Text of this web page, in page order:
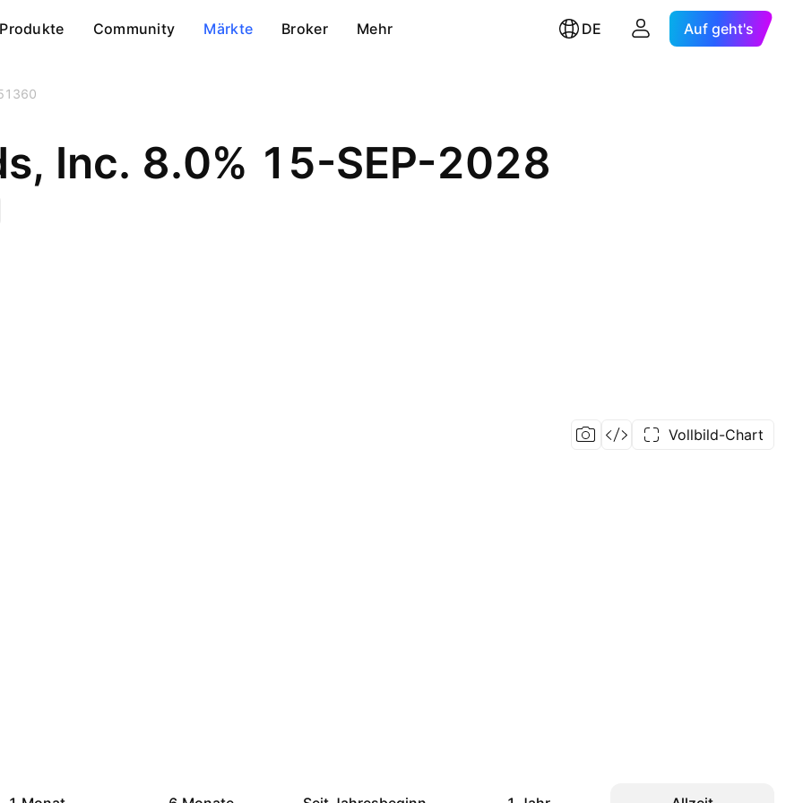
Produkte Community Märkte Broker Mehr DE Auf geht's
Inc. 8.0% 15-SEP-2028
Vollbild-Chart